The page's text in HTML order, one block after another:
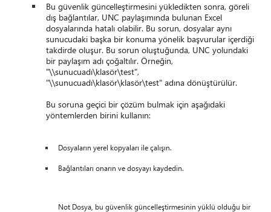
Bu güvenlik güncelleştirmesini yükledikten sonra, göreli
dış bağlantılar, UNC paylaşımında bulunan Excel
dosyalarında hatalı olabilir. Bu sorun, dosyalar aynı
sunucudaki başka bir konuma yönelik başvurular içerdiği
takdirde oluşur. Bu sorun oluştuğunda, UNC yolundaki
bir paylaşım adı çoğaltılır. Örneğin,
"\\sunucuadı\klasör\test",
"\\sunucuadı\klasör\klasör\test" adına dönüştürülür.
Bu soruna geçici bir çözüm bulmak için aşağıdaki
yöntemlerden birini kullanın:
Dosyaların yerel kopyaları ile çalışın.
Bağlantıları onarın ve dosyayı kaydedin.
Not Dosya, bu güvenlik güncelleştirmesinin yüklü olduğu bir